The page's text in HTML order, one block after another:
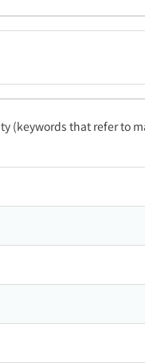
(keywords that refer to